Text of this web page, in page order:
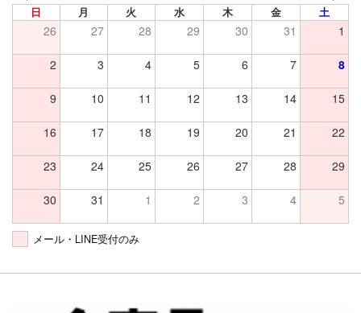
日 月 火 水 木 金 土
26 27 28 29 30 31 1
2 3 4 5 6 7 8
9 10 11 12 13 14 15
16 17 18 19 20 21 22
23 24 25 26 27 28 29
30 31 1 2 3 4 5
メール・LINE受付のみ